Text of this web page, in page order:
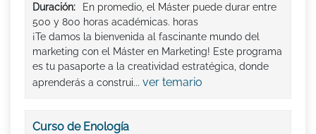
Duración:
En promedio, el Máster puede durar entre
500 y 800 horas académicas. horas
¡Te damos la bienvenida al fascinante mundo del
marketing con el Máster en Marketing! Este programa
es tu pasaporte a la creatividad estratégica, donde
aprenderás a construi... ver temario
Curso de Enología